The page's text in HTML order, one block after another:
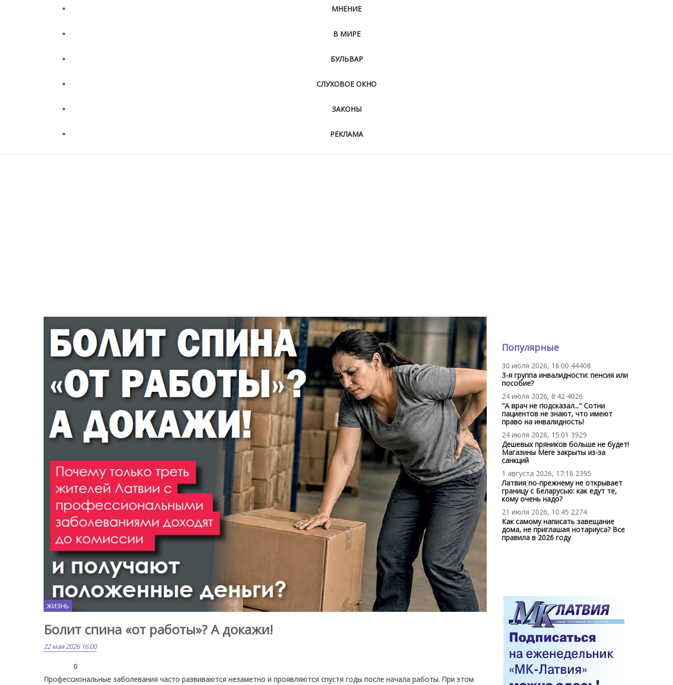
МНЕНИЕ
В МИРЕ
БУЛЬВАР
СЛУХОВОЕ ОКНО
ЗАКОНЫ
РЕКЛАМА
ЖИЗНЬ
Болит спина «от работы»? А докажи!
22 мая 2026 16:00
0
Профессиональные заболевания часто развиваются незаметно и проявляются спустя годы после начала работы. При этом
Популярные
30 июля 2026, 16:00 44408
3-я группа инвалидности: пенсия или
пособие?
24 июля 2026, 8:42 4026
"А врач не подсказал..." Сотни
пациентов не знают, что имеют
право на инвалидность!
24 июля 2026, 15:01 3929
Дешевых пряников больше не будет!
Магазины Mere закрыты из-за
санкций
1 августа 2026, 17:16 2395
Латвия по-прежнему не открывает
границу с Беларусью: как едут те,
кому очень надо?
21 июля 2026, 10:45 2274
Как самому написать завещание
дома, не приглашая нотариуса? Все
правила в 2026 году